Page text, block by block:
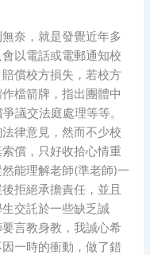
奈，就是發覺近年多
以電話或電郵通知校
償校方損失，若校方
檔箭牌，指出團體中
議交法庭處理等等。
律意見，然而不少校
償，只好收拾心情重
能理解老師(準老師)一
拒絕承擔責任，並且
交託於一些缺乏誠
言教身教，我誠心希
一時的衝動，做了錯